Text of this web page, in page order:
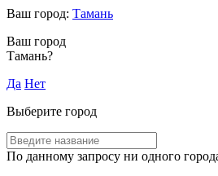
Ваш город: Тамань
Ваш город
Тамань?
Да Нет
Выберите город
По данному запросу ни одного